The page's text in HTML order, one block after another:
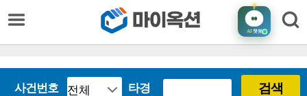
AI챗봇
사건번호 타경 검색